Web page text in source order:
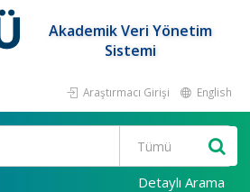
Akademik Veri Yönetim
Sistemi
Araştırmacı Girişi English
Detaylı Arama